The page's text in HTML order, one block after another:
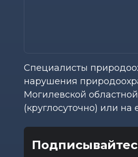
Специалисты
нарушения
Могилевской
(круглосуточно) или